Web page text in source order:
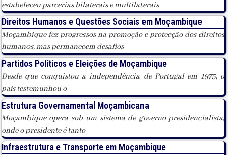
estabeleceu parcerias bilaterais e multilaterais
Direitos Humanos e Questões Sociais em Moçambique
Moçambique fez progressos na promoção e protecção dos direitos
humanos, mas permanecem desafios
Partidos Políticos e Eleições de Moçambique
Desde que conquistou a independência de Portugal em 1975, o
país testemunhou o
Estrutura Governamental Moçambicana
Moçambique opera sob um sistema de governo presidencialista,
onde o presidente é tanto
Infraestrutura e Transporte em Moçambique